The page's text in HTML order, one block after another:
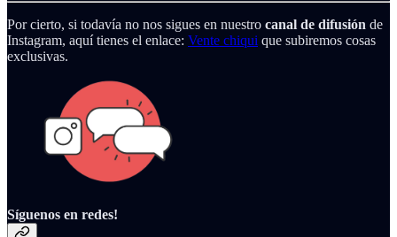
Por cierto, si todavía no nos sigues en nuestro canal de difusión de
Instagram, aquí tienes el enlace: Vente chiqui que subiremos cosas
exclusivas.
Síguenos en redes!